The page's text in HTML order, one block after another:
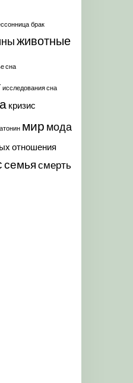
брак
животные
сна
исследования сна
кризис
мир мода
отношения
семья смерть